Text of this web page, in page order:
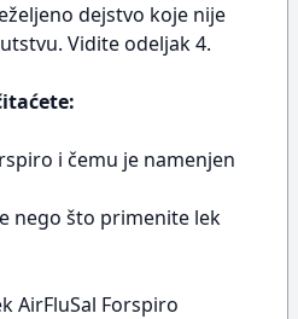
dejstvo koje nije
Vidite odeljak 4.
i čemu je namenjen
nego što primenite lek
AirFluSal Forspiro